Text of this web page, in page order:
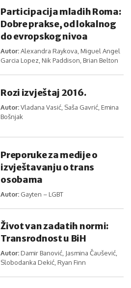
Participacija mladih Roma:
Dobre prakse, od lokalnog
do evropskog nivoa
Autor:Alexandra Raykova, Miguel Angel
Garcia Lopez, Nik Paddison, Brian Belton
Rozi izvještaj 2016.
Autor:Vladana Vasić, Saša Gavrić, Emina
Bošnjak
Preporuke za medije o
izvještavanju o trans
osobama
Autor: Gayten – LGBT
Život van zadatih normi:
Transrodnost u BiH
Autor:Damir Banović, Jasmina Čaušević,
Slobodanka Dekić, Ryan Finn